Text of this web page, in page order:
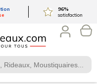
96%
satisfaction